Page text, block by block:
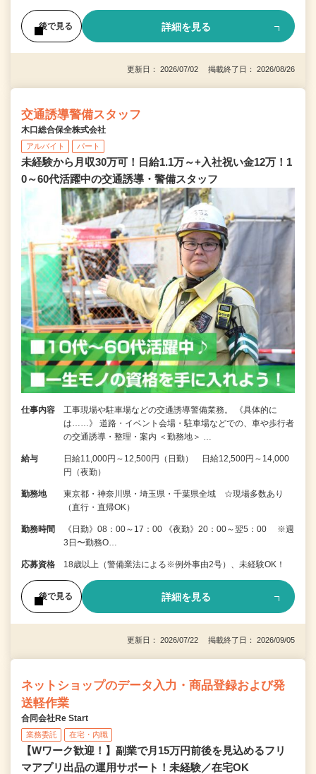
後で見る 詳細を見る
更新日： 2026/07/02 掲載終了日： 2026/08/26
交通誘導警備スタッフ
木口総合保全株式会社
アルバイト パート
未経験から月収30万可！日給1.1万～+入社祝い金12万！1
0～60代活躍中の交通誘導・警備スタッフ
仕事内容
工事現場や駐車場などの交通誘導警備業務。 《具体的に
は……》 道路・イベント会場・駐車場などでの、車や歩行者
の交通誘導・整理・案内 ＜勤務地＞ …
給与
日給11,000円～12,500円（日勤） 日給12,500円～14,000
円（夜勤）
勤務地
東京都・神奈川県・埼玉県・千葉県全域 ☆現場多数あり
（直行・直帰OK）
勤務時間
《日勤》08：00～17：00 《夜勤》20：00～翌5：00 ※週
3日〜勤務O…
応募資格 18歳以上（警備業法による※例外事由2号）、未経験OK！
後で見る 詳細を見る
更新日： 2026/07/22 掲載終了日： 2026/09/05
ネットショップのデータ入力・商品登録および発
送軽作業
合同会社Re Start
業務委託 在宅・内職
【Wワーク歓迎！】副業で月15万円前後を見込めるフリ
マアプリ出品の運用サポート！未経験／在宅OK